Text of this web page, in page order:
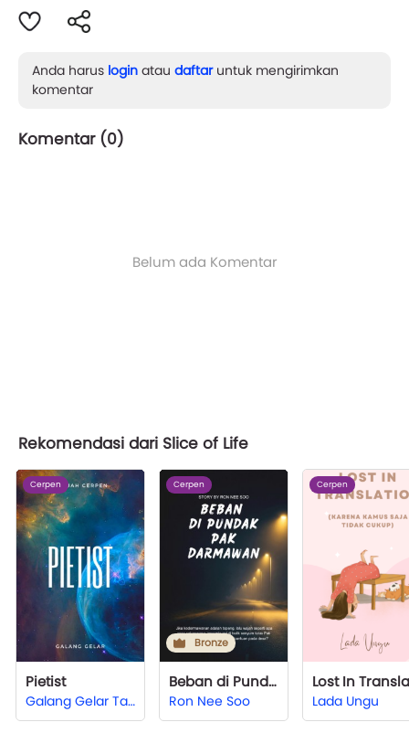
Anda harus login atau daftaruntuk mengirimkan
komentar
Komentar (0)
Belum ada Komentar
Rekomendasi dari Slice of Life
Cerpen
Pietist
Galang Gelar Taqwa
Cerpen
Bronze
Beban di Pundak Pak Darmawan
Ron Nee Soo
Cerpen
Lada Ungu